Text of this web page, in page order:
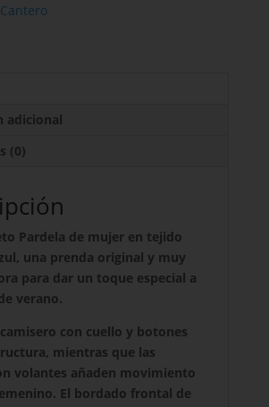
adicional
(0)
Pardela de mujer en tejido
una prenda original y muy
para dar un toque especial a
verano.
con cuello y botones
mientras que las
volantes añaden movimiento
El bordado frontal de